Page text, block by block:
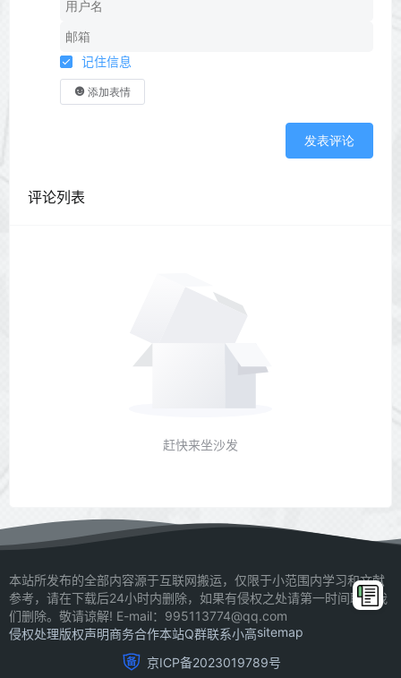
记住信息
添加表情
发表评论
评论列表
赶快来坐沙发
本站所发布的全部内容源于互联网搬运，仅限于小范围内学习和文献
参考，请在下载后24小时内删除，如果有侵权之处请第一时间联系我
们删除。敬请谅解! E-mail：995113774@qq.com
侵权处理版权声明商务合作本站Q群联系小高sitemap
京ICP备2023019789号